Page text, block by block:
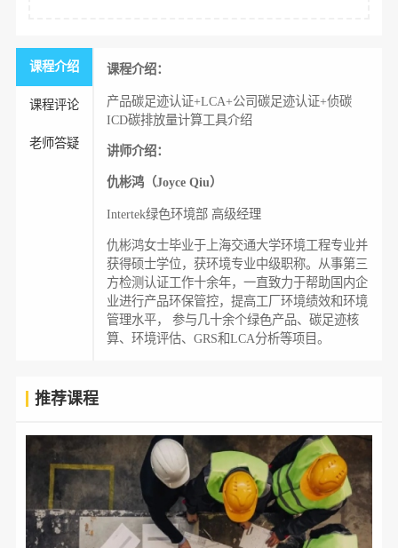
课程介绍
课程评论
老师答疑
课程介绍：
产品碳足迹认证+LCA+公司碳足迹认证+侦碳
ICD碳排放量计算工具介绍
讲师介绍：
仇彬鸿（Joyce Qiu）
Intertek绿色环境部 高级经理
仇彬鸿女士毕业于上海交通大学环境工程专业并
获得硕士学位，获环境专业中级职称。从事第三
方检测认证工作十余年，一直致力于帮助国内企
业进行产品环保管控，提高工厂环境绩效和环境
管理水平， 参与几十余个绿色产品、碳足迹核
算、环境评估、GRS和LCA分析等项目。
推荐课程